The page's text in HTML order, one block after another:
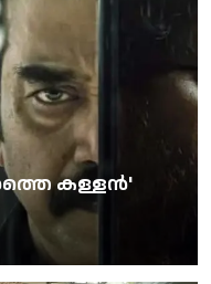
കള്ളന്‍'